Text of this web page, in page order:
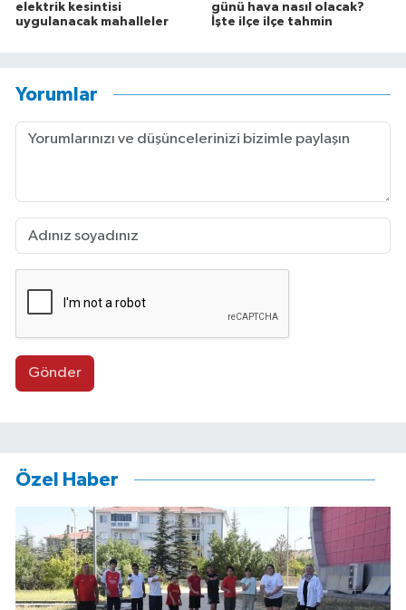
elektrik kesintisi
uygulanacak mahalleler
günü hava nasıl olacak?
İşte ilçe ilçe tahmin
Yorumlar
Gönder
Özel Haber